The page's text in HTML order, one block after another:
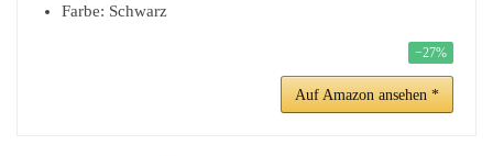
Farbe: Schwarz
−27%
Auf Amazon ansehen *